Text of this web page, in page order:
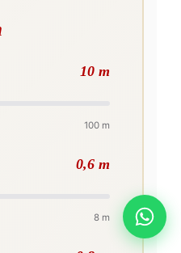
10 m
100 m
0,6 m
8 m